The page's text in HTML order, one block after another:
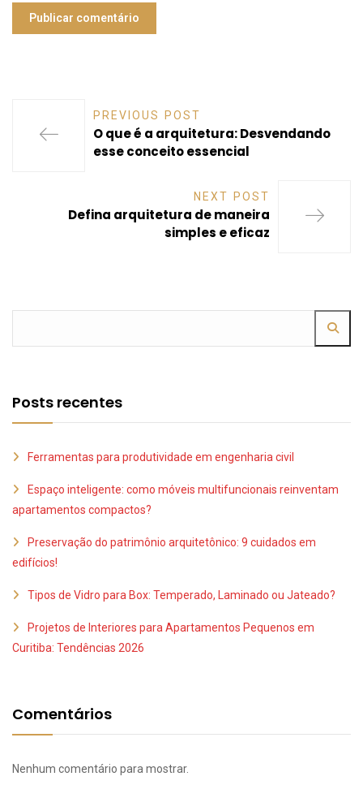
PREVIOUS POST
O que é a arquitetura: Desvendando
esse conceito essencial
NEXT POST
Defina arquitetura de maneira
simples e eficaz
Posts recentes
Ferramentas para produtividade em engenharia civil
Espaço inteligente: como móveis multifuncionais reinventam
apartamentos compactos?
Preservação do patrimônio arquitetônico: 9 cuidados em
edifícios!
Tipos de Vidro para Box: Temperado, Laminado ou Jateado?
Projetos de Interiores para Apartamentos Pequenos em
Curitiba: Tendências 2026
Comentários
Nenhum comentário para mostrar.